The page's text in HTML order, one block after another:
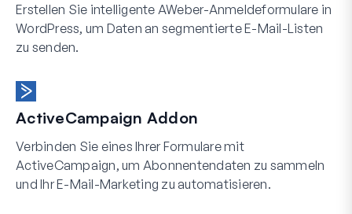
Erstellen Sie intelligente AWeber-Anmeldeformulare in
WordPress, um Daten an segmentierte E-Mail-Listen
zu senden.
ActiveCampaign Addon
Verbinden Sie eines Ihrer Formulare mit
ActiveCampaign, um Abonnentendaten zu sammeln
und Ihr E-Mail-Marketing zu automatisieren.